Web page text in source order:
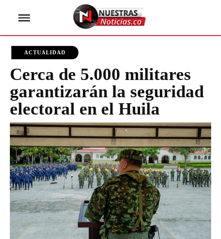
ACTUALIDAD
Cerca de 5.000 militares
garantizarán la seguridad
electoral en el Huila